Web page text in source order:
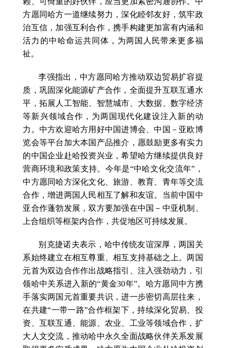
方愿同哈方一道继续努力，深化睦邻友好，筑牢政
治互信，加强互利合作，携手构建更加富有内涵和
活力的中哈命运共同体，为两国人民带来更多福
祉。
李强指出，中方愿同哈方推动双边贸易扩容提
质，巩固深化能源矿产合作，全面提升互联互通水
平，拓展人工智能、智慧城市、大数据、数字经济
等新兴领域合作，为两国现代化建设注入新的动
力。中方欢迎哈方用好中国进博会、中国－亚欧博
览会等平台加大本国产品推介，愿鼓励更多有实力
的中国企业赴哈投资兴业，希望哈方继续提供良好
营商环境和政策支持。今年是“中哈文化交流年”，
中方愿同哈方深化文化、旅游、教育、青年等交流
合作，增进两国人民相互了解和友谊。当前中国中
亚合作蓬勃发展，双方要加强在中国－中亚机制、
上合组织等框架内合作，共促地区可持续发展。
别克捷诺夫表示，哈中传统友谊深厚，两国关
系始终建立在相互尊重、相互支持基础之上。两国
元首为双边合作作出战略指引、注入强劲动力，引
领哈中关系进入新的“黄金30年”。哈方愿同中方携
手落实两国元首重要共识，进一步密切高层往来，
在共建“一带一路”合作框架下，持续深化贸易、投
资、互联互通、能源、农业、工业等领域合作，扩
大人文交流，推动哈中永久全面战略伙伴关系发展